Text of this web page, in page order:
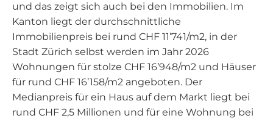
und das zeigt sich auch bei den Immobilien. Im
Kanton liegt der durchschnittliche
Immobilienpreis bei rund CHF 11’741/m2, in der
Stadt Zürich selbst werden im Jahr 2026
Wohnungen für stolze CHF 16’948/m2 und Häuser
für rund CHF 16’158/m2 angeboten. Der
Medianpreis für ein Haus auf dem Markt liegt bei
rund CHF 2,5 Millionen und für eine Wohnung bei